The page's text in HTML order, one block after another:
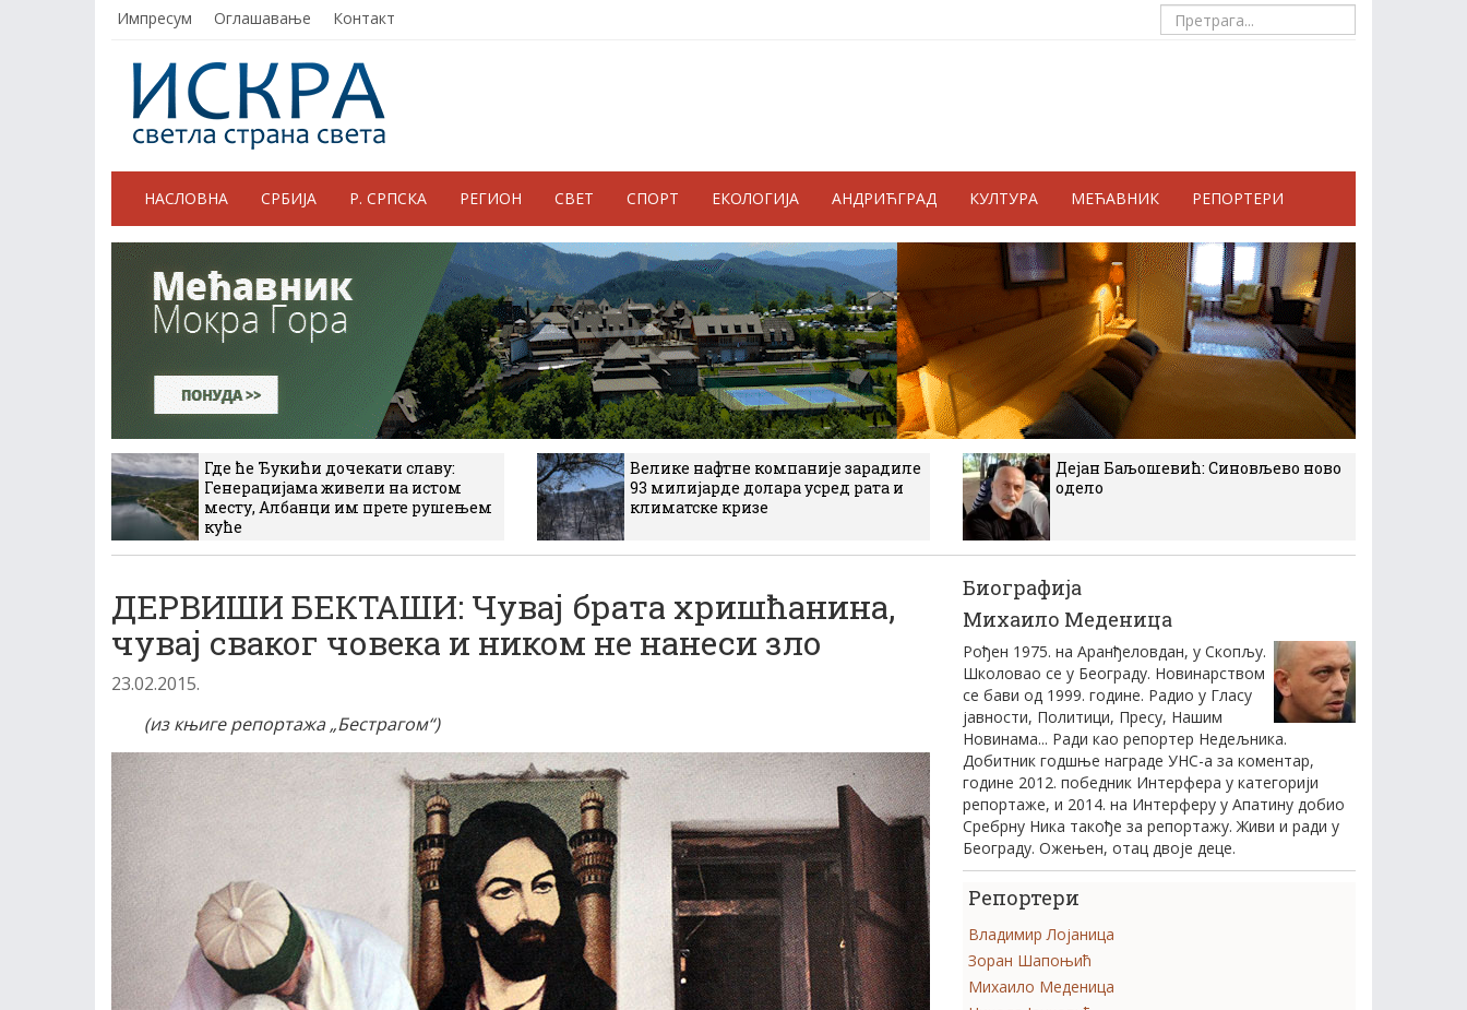
Импресум Оглашавање Контакт
НАСЛОВНА СРБИЈА Р. СРПСКА РЕГИОН СВЕТ СПОРТ ЕКОЛОГИЈА АНДРИЋГРАД КУЛТУРА МЕЋАВНИК РЕПОРТЕРИ
Где ће Ђукићи дочекати славу:
Генерацијама живели на истом
месту, Албанци им прете рушењем
куће
Велике нафтне компаније зарадиле
93 милијарде долара усред рата и
климатске кризе
Дејан Баљошевић: Синовљево ново
одело
ДЕРВИШИ БЕКТАШИ: Чувај брата хришћанина,
чувај сваког човека и ником не нанеси зло
23.02.2015.
(из књиге репортажа „Бестрагом“)
Биографија
Михаило Меденица
Рођен 1975. на Аранђеловдан, у Скопљу.
Школовао се у Београду. Новинарством
се бави од 1999. године. Радио у Гласу
јавности, Политици, Пресу, Нашим
Новинама... Ради као репортер Недељника.
Добитник годшње награде УНС-а за коментар,
године 2012. победник Интерфера у категорији
репортаже, и 2014. на Интерферу у Апатину добио
Сребрну Ника такође за репортажу. Живи и ради у
Београду. Ожењен, отац двоје деце.
Репортери
Владимир Лојаница
Зоран Шапоњић
Михаило Меденица